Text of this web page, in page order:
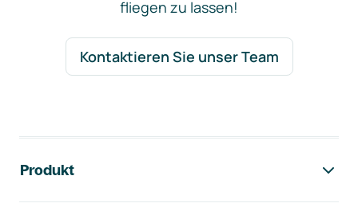
fliegen zu lassen!
Kontaktieren Sie unser Team
Produkt